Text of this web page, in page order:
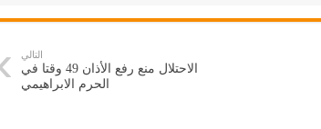
التالي
الاحتلال منع رفع الأذان 49 وقتا في
الحرم الابراهيمي